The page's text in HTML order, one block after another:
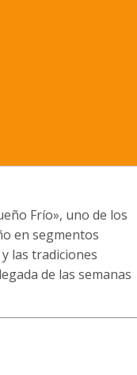
Frío», uno de los
en segmentos
las tradiciones
de las semanas